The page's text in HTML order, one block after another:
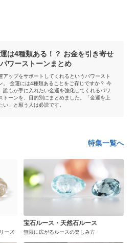
は4種類ある！？ お金を引き寄せ
ワーストーンまとめ
アップをサポートしてくれるというパワースト
。 金運には4種類あることをご存じですか？ 今
誰もが手に入れたい金運を強化してくれるパワ
トーンを、目的別にまとめました。「金運を上
い」と願う人は必読です。
特集一覧へ
ーズ
宝石ルース・天然石ルース
無限に広がるルースの楽しみ方